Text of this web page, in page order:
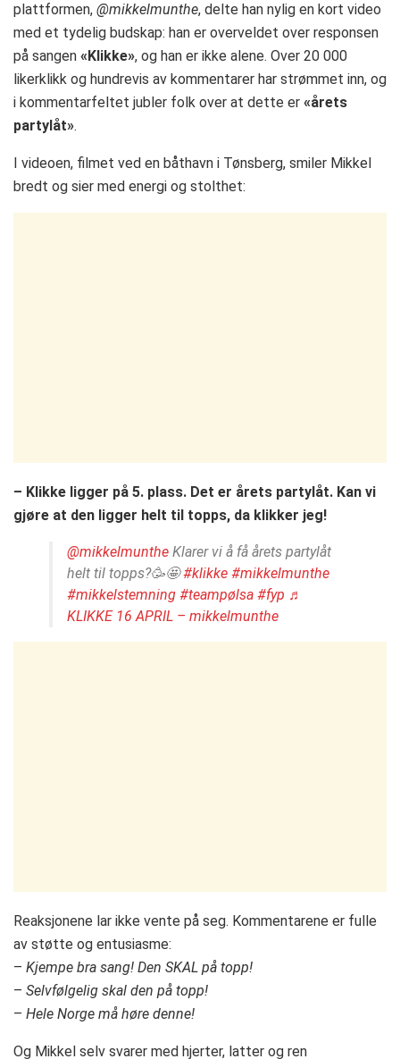
plattformen, @mikkelmunthe, delte han nylig en kort video
med et tydelig budskap: han er overveldet over responsen
på sangen «Klikke», og han er ikke alene. Over 20 000
likerklikk og hundrevis av kommentarer har strømmet inn, og
i kommentarfeltet jubler folk over at dette er «årets
partylåt».
I videoen, filmet ved en båthavn i Tønsberg, smiler Mikkel
bredt og sier med energi og stolthet:
– Klikke ligger på 5. plass. Det er årets partylåt. Kan vi
gjøre at den ligger helt til topps, da klikker jeg!
@mikkelmunthe Klarer vi å få årets partylåt
helt til topps?🥳🤩#klikke #mikkelmunthe
#mikkelstemning #teampølsa #fyp ♬
KLIKKE 16 APRIL – mikkelmunthe
Reaksjonene lar ikke vente på seg. Kommentarene er fulle
av støtte og entusiasme:
– Kjempe bra sang! Den SKAL på topp!
– Selvfølgelig skal den på topp!
– Hele Norge må høre denne!
Og Mikkel selv svarer med hjerter, latter og ren